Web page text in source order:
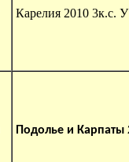
Карелия 2010 3к.с. У
Подолье и Карпаты